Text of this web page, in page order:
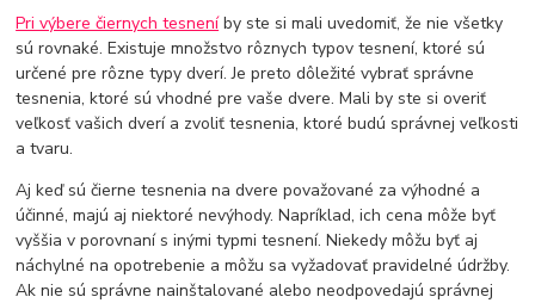
Pri výbere čiernych tesneníby ste si mali uvedomiť, že nie všetky
sú rovnaké. Existuje množstvo rôznych typov tesnení, ktoré sú
určené pre rôzne typy dverí. Je preto dôležité vybrať správne
tesnenia, ktoré sú vhodné pre vaše dvere. Mali by ste si overiť
veľkosť vašich dverí a zvoliť tesnenia, ktoré budú správnej veľkosti
a tvaru.
Aj keď sú čierne tesnenia na dvere považované za výhodné a
účinné, majú aj niektoré nevýhody. Napríklad, ich cena môže byť
vyššia v porovnaní s inými typmi tesnení. Niekedy môžu byť aj
náchylné na opotrebenie a môžu sa vyžadovať pravidelné údržby.
Ak nie sú správne nainštalované alebo neodpovedajú správnej